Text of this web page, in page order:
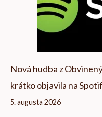
Nová hudba z
krátko objavila na
5. augusta 2026